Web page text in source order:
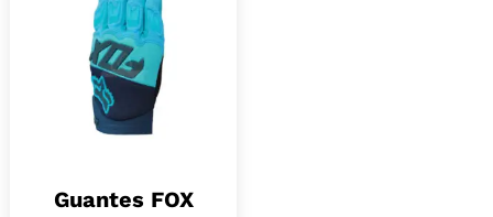
Guantes FOX